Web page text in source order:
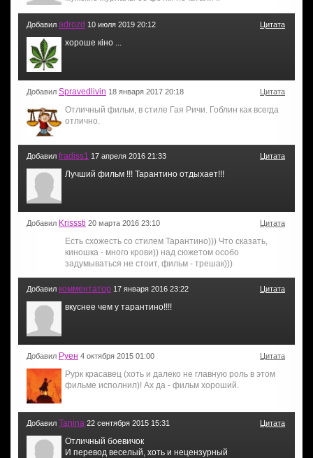
Добавил adrozd 10 июля 2019 20:12 Цитата
хороше кіно ...
Добавил Spravedlivin 18 января 2017 20:18 Цитата
Отличный фильм, в стиле Гая Ричи. Гоблин как всегда
отлично.
Добавил fradiss1 17 апреля 2016 21:33 Цитата
Лучший фильм !!! Тарантино отдыхает!!!
Добавил Krisssti 20 марта 2016 23:10 Цитата
Есть схожесть со стилем Тарантино))) Что сказать,
киношка - много крови)) над сюжетом особо
задумываться не стоит, фильм - трешак)))
Добавил комментатор 17 января 2016 23:22 Цитата
вкуснее чем у тарантино!!!!
Добавил Руен 4 октября 2015 01:00 Цитата
Рурк красавец (хоть и далеко не главную роль в этом
фильме исполнил)! Ах да - фильм хороший.
Добавил Tanina 22 сентября 2015 15:31 Цитата
Отличный боевичок
И перевод веселый, хоть и нецензурный